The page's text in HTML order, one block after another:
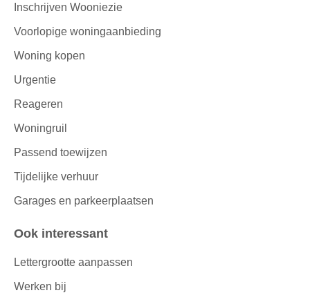
Inschrijven Wooniezie
Voorlopige woningaanbieding
Woning kopen
Urgentie
Reageren
Woningruil
Passend toewijzen
Tijdelijke verhuur
Garages en parkeerplaatsen
Ook interessant
Lettergrootte aanpassen
Werken bij